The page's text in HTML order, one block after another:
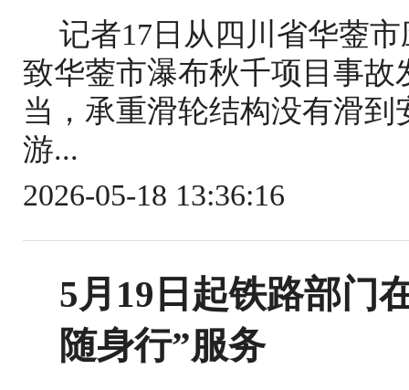
记者17日从四川省华蓥
致华蓥市瀑布秋千项目事
当，承重滑轮结构没有滑
游...
2026-05-18 13:36:16
5月19日起铁路部门
随身行”服务